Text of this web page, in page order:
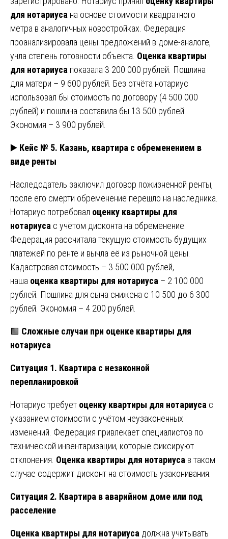
для нотариуса на основе стоимости квадратного
метра в аналогичных новостройках. Федерация
проанализировала цены предложений в доме-аналоге,
учла степень готовности объекта. Оценка квартиры
для нотариуса показала 3 200 000 рублей. Пошлина
для матери – 9 600 рублей. Без отчёта нотариус
использовал бы стоимость по договору (4 500 000
рублей) и пошлина составила бы 13 500 рублей.
Экономия – 3 900 рублей.
▶️ Кейс № 5. Казань, квартира с обременением в
виде ренты
Наследодатель заключил договор пожизненной ренты,
после его смерти обременение перешло на наследника.
Нотариус потребовал оценку квартиры для
нотариуса с учётом дисконта на обременение.
Федерация рассчитала текущую стоимость будущих
платежей по ренте и вычла её из рыночной цены.
Кадастровая стоимость – 3 500 000 рублей,
наша оценка квартиры для нотариуса – 2 100 000
рублей. Пошлина для сына снижена с 10 500 до 6 300
рублей. Экономия – 4 200 рублей.
🟩 Сложные случаи при оценке квартиры для
нотариуса
Ситуация 1. Квартира с незаконной
перепланировкой
Нотариус требует оценку квартиры для нотариуса с
указанием стоимости с учётом неузаконенных
изменений. Федерация привлекает специалистов по
технической инвентаризации, которые фиксируют
отклонения. Оценка квартиры для нотариуса в таком
случае содержит дисконт на стоимость узаконивания.
Ситуация 2. Квартира в аварийном доме или под
расселение
Оценка квартиры для нотариуса должна учитывать